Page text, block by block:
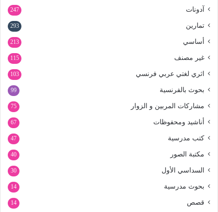
آدونات 247
تمارين 293
أساسي 213
غير مصنف 115
اثري لغتي عربي فرنسي 103
بحوث بالفرنسية 99
مشاركات المربين و الزوار 75
أناشيد ومحفوظات 67
كتب مدرسية 47
مكتبة الصور 40
السداسي الأول 30
بحوث مدرسية 14
قصص 14